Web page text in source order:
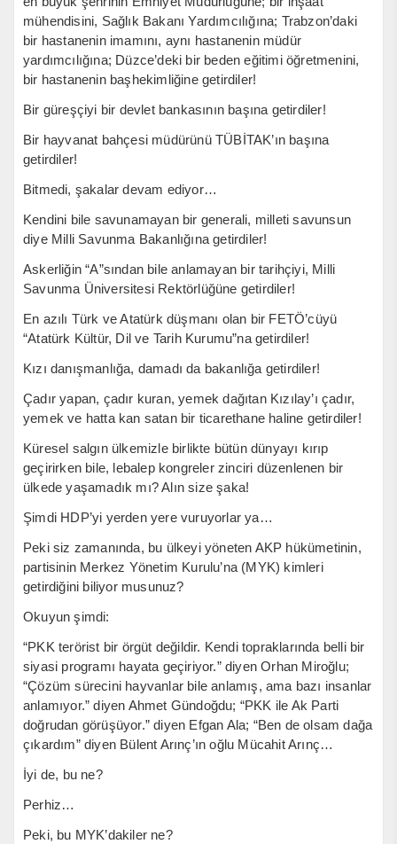
mühendisini, Sağlık Bakanı Yardımcılığına; Trabzon’daki
bir hastanenin imamını, aynı hastanenin müdür
yardımcılığına; Düzce’deki bir beden eğitimi öğretmenini,
bir hastanenin başhekimliğine getirdiler!
Bir güreşçiyi bir devlet bankasının başına getirdiler!
Bir hayvanat bahçesi müdürünü TÜBİTAK’ın başına
getirdiler!
Bitmedi, şakalar devam ediyor…
Kendini bile savunamayan bir generali, milleti savunsun
diye Milli Savunma Bakanlığına getirdiler!
Askerliğin “A”sından bile anlamayan bir tarihçiyi, Milli
Savunma Üniversitesi Rektörlüğüne getirdiler!
En azılı Türk ve Atatürk düşmanı olan bir FETÖ’cüyü
“Atatürk Kültür, Dil ve Tarih Kurumu”na getirdiler!
Kızı danışmanlığa, damadı da bakanlığa getirdiler!
Çadır yapan, çadır kuran, yemek dağıtan Kızılay’ı çadır,
yemek ve hatta kan satan bir ticarethane haline getirdiler!
Küresel salgın ülkemizle birlikte bütün dünyayı kırıp
geçirirken bile, lebalep kongreler zinciri düzenlenen bir
ülkede yaşamadık mı? Alın size şaka!
Şimdi HDP’yi yerden yere vuruyorlar ya…
Peki siz zamanında, bu ülkeyi yöneten AKP hükümetinin,
partisinin Merkez Yönetim Kurulu’na (MYK) kimleri
getirdiğini biliyor musunuz?
Okuyun şimdi:
“PKK terörist bir örgüt değildir. Kendi topraklarında belli bir
siyasi programı hayata geçiriyor.” diyen Orhan Miroğlu;
“Çözüm sürecini hayvanlar bile anlamış, ama bazı insanlar
anlamıyor.” diyen Ahmet Gündoğdu; “PKK ile Ak Parti
doğrudan görüşüyor.” diyen Efgan Ala; “Ben de olsam dağa
çıkardım” diyen Bülent Arınç’ın oğlu Mücahit Arınç…
İyi de, bu ne?
Perhiz…
Peki, bu MYK’dakiler ne?